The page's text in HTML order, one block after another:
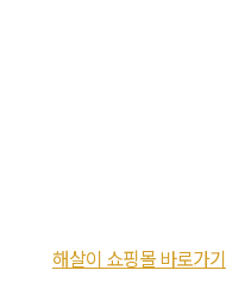
해살이 쇼핑몰 바로가기